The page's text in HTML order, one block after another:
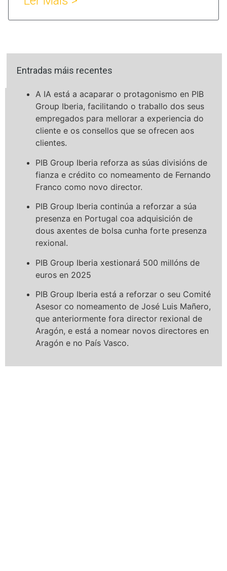
Entradas máis recentes
A IA está a acaparar o protagonismo en PIB
Group Iberia, facilitando o traballo dos seus
empregados para mellorar a experiencia do
cliente e os consellos que se ofrecen aos
clientes.
PIB Group Iberia reforza as súas divisións de
fianza e crédito co nomeamento de Fernando
Franco como novo director.
PIB Group Iberia continúa a reforzar a súa
presenza en Portugal coa adquisición de
dous axentes de bolsa cunha forte presenza
rexional.
PIB Group Iberia xestionará 500 millóns de
euros en 2025
PIB Group Iberia está a reforzar o seu Comité
Asesor co nomeamento de José Luis Mañero,
que anteriormente fora director rexional de
Aragón, e está a nomear novos directores en
Aragón e no País Vasco.